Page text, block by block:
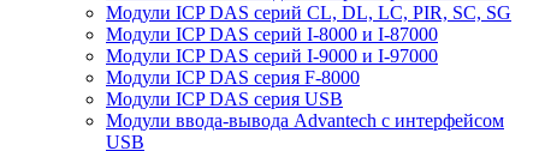
Модули ICP DAS серий CL, DL, LC, PIR, SC, SG
Модули ICP DAS серий I-8000 и I-87000
Модули ICP DAS серий I-9000 и I-97000
Модули ICP DAS серия F-8000
Модули ICP DAS серия USB
Модули ввода-вывода Advantech с интерфейсом
USB